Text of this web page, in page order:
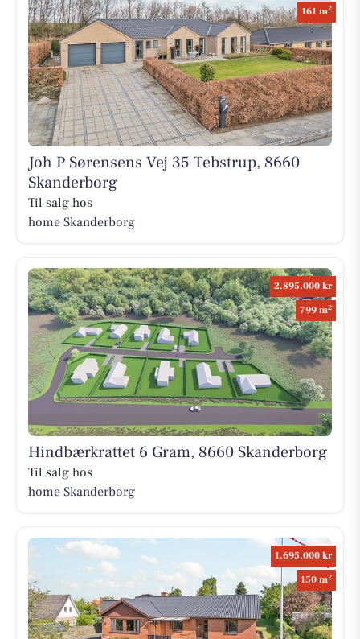
161 m2
Joh P Sørensens Vej 35 Tebstrup, 8660
Skanderborg
Til salg hos
home Skanderborg
2.895.000 kr
799 m2
Hindbærkrattet 6 Gram, 8660 Skanderborg
Til salg hos
home Skanderborg
1.695.000 kr
150 m2